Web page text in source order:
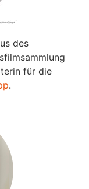
des
für die
.